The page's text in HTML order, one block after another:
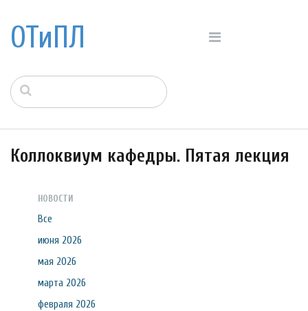
ОТиПЛ
Коллоквиум кафедры. Пятая лекция
НОВОСТИ
Все
июня 2026
мая 2026
марта 2026
февраля 2026